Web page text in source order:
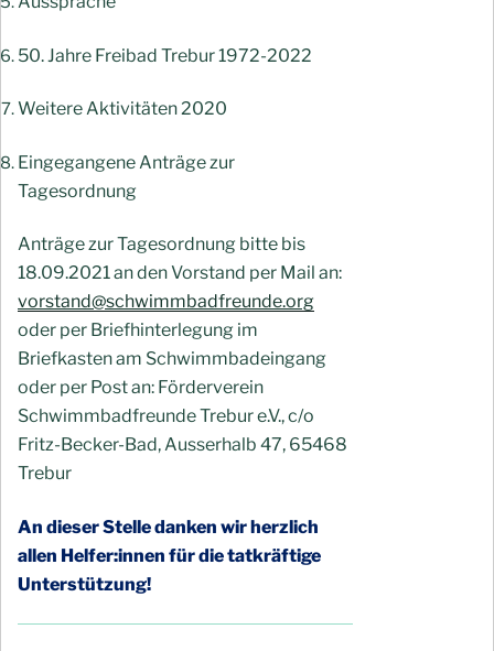
50. Jahre Freibad Trebur 1972-2022
Weitere Aktivitäten 2020
Eingegangene Anträge zur
Tagesordnung
Anträge zur Tagesordnung bitte bis
18.09.2021 an den Vorstand per Mail an:
vorstand@schwimmbadfreunde.org
oder per Briefhinterlegung im
Briefkasten am Schwimmbadeingang
oder per Post an: Förderverein
Schwimmbadfreunde Trebur e.V., c/o
Fritz-Becker-Bad, Ausserhalb 47, 65468
Trebur
An dieser Stelle danken wir herzlich
allen Helfer:innen für die tatkräftige
Unterstützung!